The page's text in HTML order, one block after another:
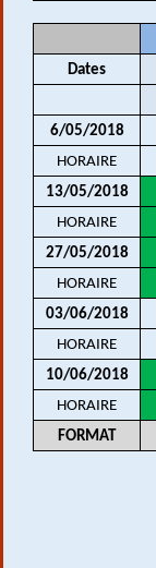
Dates
6/05/2018
HORAIRE
13/05/2018
HORAIRE
27/05/2018
HORAIRE
03/06/2018
HORAIRE
10/06/2018
HORAIRE
FORMAT